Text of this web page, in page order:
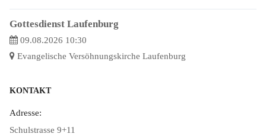
Gottesdienst Laufenburg
09.08.2026 10:30
Evangelische Versöhnungskirche Laufenburg
KONTAKT
Adresse:
Schulstrasse 9+11